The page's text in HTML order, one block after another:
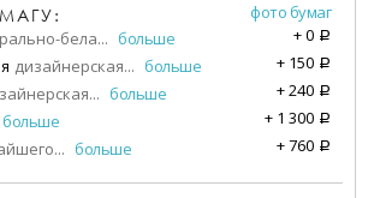
фото бумаг
бела... больше +0 a
дизайнерская... больше + 150 a
... больше +240 a
больше + 1 300 a
... больше +760 a